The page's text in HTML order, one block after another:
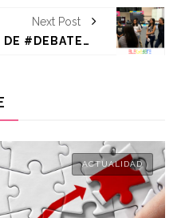
Next Post
RESUMEN DE #DEBATECIUDADANO EN TOLUCA
ACTUALIDAD